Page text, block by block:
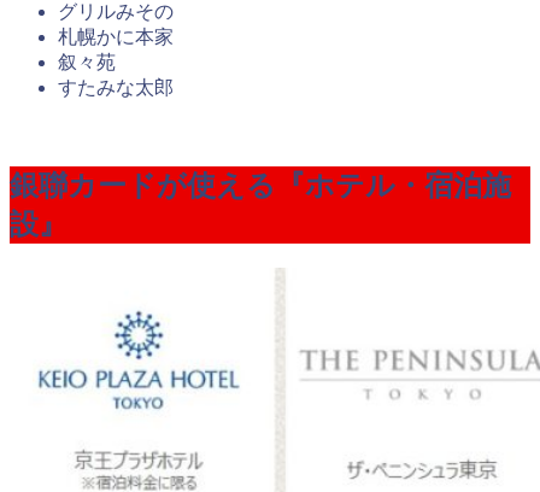
グリルみその
札幌かに本家
叙々苑
すたみな太郎
銀聯カードが使える『ホテル・宿泊施
設』